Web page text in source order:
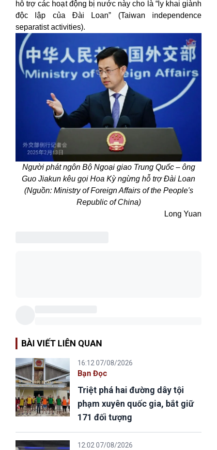
hỗ trợ các hoạt động bị nước này cho là “ly khai giành
độc lập của Đài Loan” (Taiwan independence
separatist activities).
Người phát ngôn Bộ Ngoại giao Trung Quốc – ông
Guo Jiakun kêu gọi Hoa Kỳ ngừng hỗ trợ Đài Loan
(Nguồn: Ministry of Foreign Affairs of the People's
Republic of China)
Long Yuan
BÀI VIẾT LIÊN QUAN
16:12 07/08/2026
Bạn Đọc
Triệt phá hai đường dây tội
phạm xuyên quốc gia, bắt giữ
171 đối tượng
12:02 07/08/2026